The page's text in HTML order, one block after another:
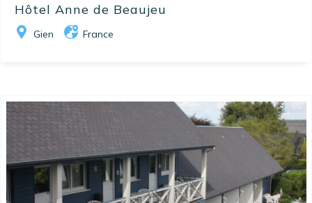
Hôtel Anne de Beaujeu
Gien France